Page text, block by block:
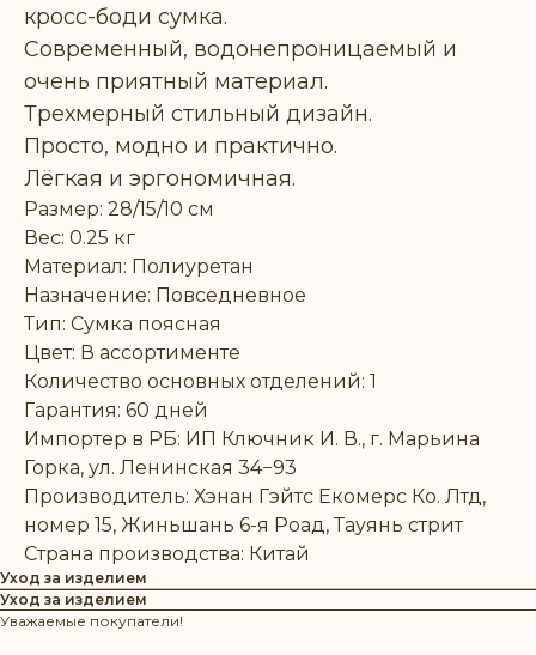
кросс-боди сумка.
Современный, водонепроницаемый и
очень приятный материал.
Трехмерный стильный дизайн.
Просто, модно и практично.
Лёгкая и эргономичная.
Размер: 28/15/10 см
Вес: 0.25 кг
Материал: Полиуретан
Назначение: Повседневное
Тип: Сумка поясная
Цвет: В ассортименте
Количество основных отделений: 1
Гарантия: 60 дней
Импортер в РБ: ИП Ключник И. В., г. Марьина
Горка, ул. Ленинская 34−93
Производитель: Хэнан Гэйтс Екомерс Ко. Лтд,
номер 15, Жиньшань 6-я Роад, Тауянь стрит
Страна производства: Китай
Уход за изделием
Уход за изделием
Уважаемые покупатели!